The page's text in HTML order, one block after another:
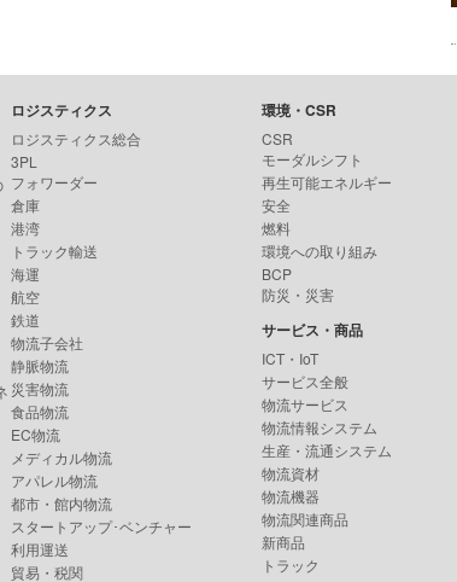
ロジスティクス
ロジスティクス総合
3PL
フォワーダー
倉庫
港湾
トラック輸送
海運
航空
鉄道
物流子会社
静脈物流
災害物流
食品物流
EC物流
メディカル物流
アパレル物流
都市・館内物流
スタートアップ･ベンチャー
利用運送
貿易・税関
環境・CSR
CSR
モーダルシフト
再生可能エネルギー
安全
燃料
環境への取り組み
BCP
防災・災害
サービス・商品
ICT・IoT
サービス全般
物流サービス
物流情報システム
生産・流通システム
物流資材
物流機器
物流関連商品
新商品
トラック